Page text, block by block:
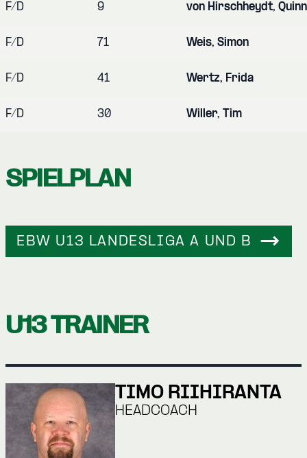
F/D 9 von Hirschheydt, Quinn
F/D 71 Weis, Simon
F/D 41 Wertz, Frida
F/D 30 Willer, Tim
SPIELPLAN
EBW U13 LANDESLIGA A UND B
U13 TRAINER
TIMO RIIHIRANTA
HEADCOACH